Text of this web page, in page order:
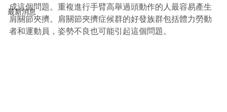
最新消息
成這個問題。重複進行手臂高舉過頭動作的人最容易產生
肩關節夾擠。肩關節夾擠症候群的好發族群包括體力勞動
者和運動員，姿勢不良也可能引起這個問題。